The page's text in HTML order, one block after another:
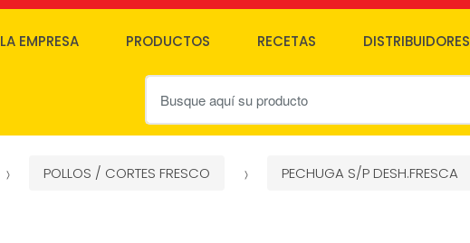
LA EMPRESA PRODUCTOS RECETAS DISTRIBUIDORES
B
s
a
POLLOS / CORTES FRESCO PECHUGA S/P DESH.FRESCA